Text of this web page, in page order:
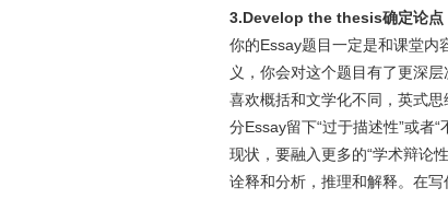
3.Develop the thesis确定论点
你的Essay题目一定是和课堂内
义，你会对这个题目有了更深
喜欢概括和文学化不同，英式
分Essay留下“过于描述性”或者
现状，要融入更多的“学术辩论
诠释和分析，推理和解释。在